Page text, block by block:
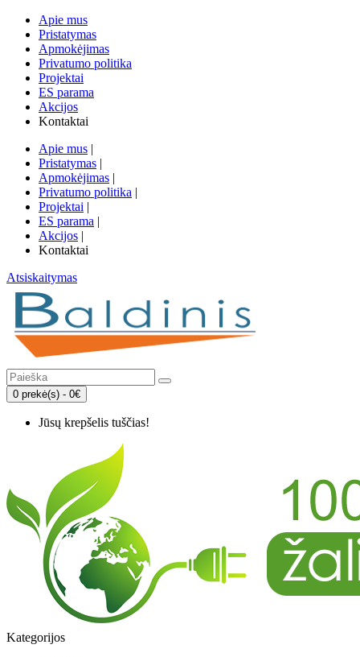
Apie mus
Pristatymas
Apmokėjimas
Privatumo politika
Projektai
ES parama
Akcijos
Kontaktai
Apie mus |
Pristatymas |
Apmokėjimas |
Privatumo politika |
Projektai |
ES parama |
Akcijos |
Kontaktai
Atsiskaitymas
0 prekė(s) - 0€
Jūsų krepšelis tuščias!
Kategorijos